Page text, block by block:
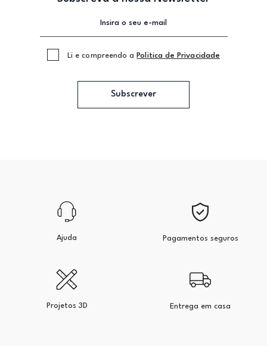
Li e compreendo a Politica de Privacidade
Subscrever
Ajuda Pagamentos seguros
Projetos 3D Entrega em casa